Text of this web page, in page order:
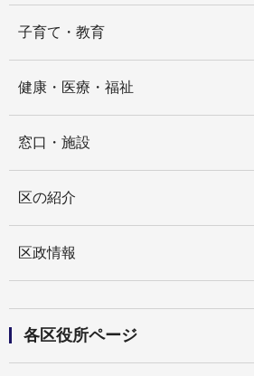
子育て・教育
健康・医療・福祉
窓口・施設
区の紹介
区政情報
各区役所ページ